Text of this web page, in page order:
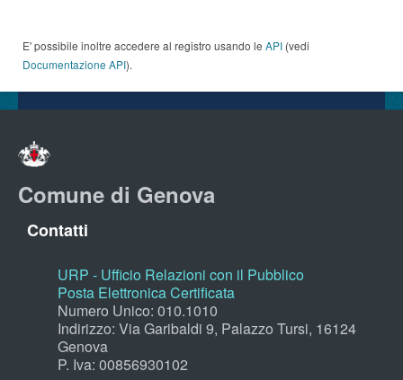
E' possibile inoltre accedere al registro usando le API (vedi
Documentazione API).
Comune di Genova
Contatti
URP - Ufficio Relazioni con il Pubblico
Posta Elettronica Certificata
Numero Unico: 010.1010
Indirizzo: Via Garibaldi 9, Palazzo Tursi, 16124
Genova
P. Iva: 00856930102